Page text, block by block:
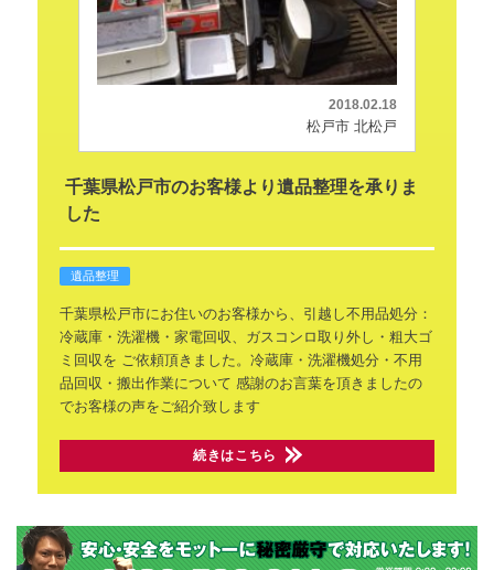
2018.02.18
松戸市 北松戸
千葉県松戸市のお客様より遺品整理を承りま
した
遺品整理
千葉県松戸市にお住いのお客様から、引越し不用品処分：
冷蔵庫・洗濯機・家電回収、ガスコンロ取り外し・粗大ゴ
ミ回収を ご依頼頂きました。冷蔵庫・洗濯機処分・不用
品回収・搬出作業について 感謝のお言葉を頂きましたの
でお客様の声をご紹介致します
続きはこちら